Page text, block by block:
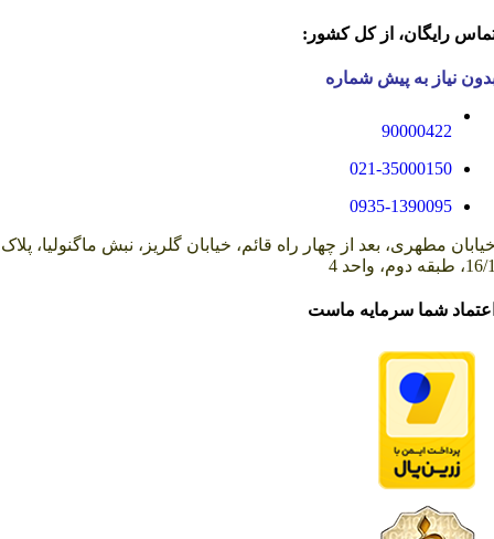
رایگان، از کل کشور:
نیاز به پیش شماره
90000422
021-35000150
0935-1390095
مطهری، بعد از چهار راه قائم، خیابان گلریز، نبش ماگنولیا، پلاک
طبقه دوم، واحد 4
شما سرمایه ماست